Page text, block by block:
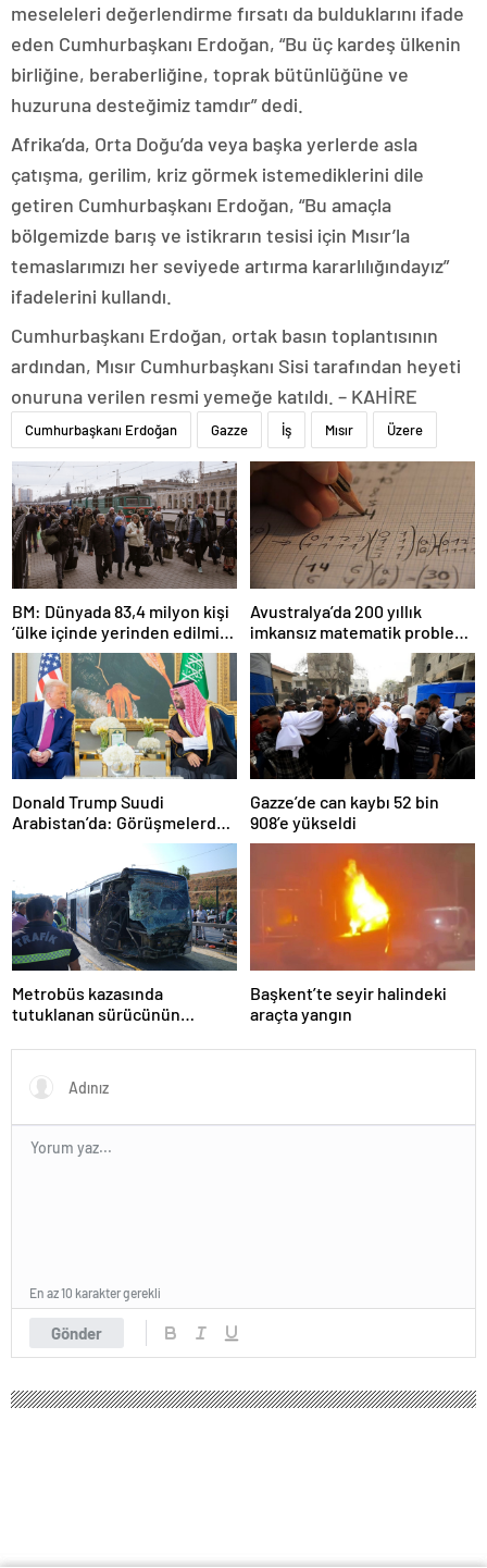
meseleleri değerlendirme fırsatı da bulduklarını ifade
eden Cumhurbaşkanı Erdoğan, “Bu üç kardeş ülkenin
birliğine, beraberliğine, toprak bütünlüğüne ve
huzuruna desteğimiz tamdır” dedi.
Afrika’da, Orta Doğu’da veya başka yerlerde asla
çatışma, gerilim, kriz görmek istemediklerini dile
getiren Cumhurbaşkanı Erdoğan, “Bu amaçla
bölgemizde barış ve istikrarın tesisi için Mısır’la
temaslarımızı her seviyede artırma kararlılığındayız”
ifadelerini kullandı.
Cumhurbaşkanı Erdoğan, ortak basın toplantısının
ardından, Mısır Cumhurbaşkanı Sisi tarafından heyeti
onuruna verilen resmi yemeğe katıldı. – KAHİRE
Cumhurbaşkanı Erdoğan Gazze İş Mısır Üzere
BM: Dünyada 83,4 milyon kişi
‘ülke içinde yerinden edilmiş’
olarak yaşıyor
Avustralya’da 200 yıllık
imkansız matematik problemi
çözüldü
Donald Trump Suudi
Arabistan’da: Görüşmelerde
Gazze’de can kaybı 52 bin
908’e yükseldi
Metrobüs kazasında
tutuklanan sürücünün
Başkent’te seyir halindeki
araçta yangın
Gönder
En az 10 karakter gerekli